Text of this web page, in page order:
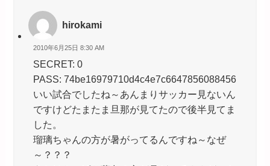
hirokami
2010年6月25日 8:30 AM
SECRET: 0
PASS: 74be16979710d4c4e7c6647856088456
いい試合でしたね～あんまりサッカー見ないん
ですけどたまたま旦那が見てたので後半見てま
した。
瑠璃ちゃんの方が暑がってるんですね～なぜ
～？？？